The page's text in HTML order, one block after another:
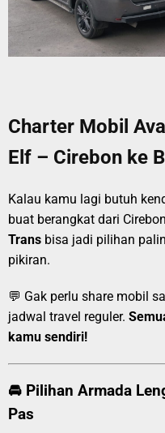
Charter Mobil
Elf – Cirebon ke
Kalau kamu lagi butuh
buat berangkat dari
Trans bisa jadi pilihan
pikiran.
💬 Gak perlu share mobil
jadwal travel reguler.
kamu sendiri!
🚘 Pilihan Armada
Pas